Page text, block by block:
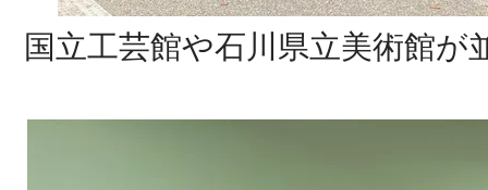
国立工芸館や石川県立美術館